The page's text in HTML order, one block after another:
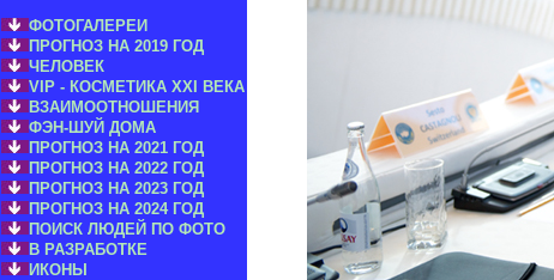
ФОТОГАЛЕРЕИ
ПРОГНОЗ НА 2019 ГОД
ЧЕЛОВЕК
VIP - КОСМЕТИКА XXI ВЕКА
ВЗАИМООТНОШЕНИЯ
ФЭН-ШУЙ ДОМА
ПРОГНОЗ НА 2021 ГОД
ПРОГНОЗ НА 2022 ГОД
ПРОГНОЗ НА 2023 ГОД
ПРОГНОЗ НА 2024 ГОД
ПОИСК ЛЮДЕЙ ПО ФОТО
В РАЗРАБОТКЕ
ИКОНЫ